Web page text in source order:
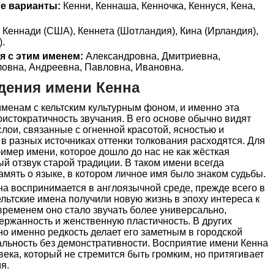
варианты: Кенни, Кеннаша, Кенночка, Кеннуся, Кена,
Кеннади (США), Кеннета (Шотландия), Кина (Ирландия),
с этим именем: Александровна, Дмитриевна,
Андреевна, Павловна, Ивановна.
имени Кенна
с кельтским культурным фоном, и именно эта
звучания. В его основе обычно видят
связанные с огненной красотой, ясностью и
разных источниках оттенки толкования расходятся. Для
имени, которое дошло до нас не как жёсткая
отзвук старой традиции. В таком имени всегда
о языке, в котором личное имя было знаком судьбы.
воспринимается в англоязычной среде, прежде всего в
имена получили новую жизнь в эпоху интереса к
оно стало звучать более универсально,
и женственную пластичность. В других
именно редкость делает его заметным в городской
без демонстративности. Восприятие имени Кенна
который не стремится быть громким, но притягивает